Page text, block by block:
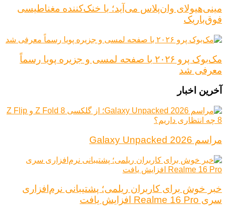
مینی‌هیولای وان‌پلاس می‌آید؛ با خنک‌کننده مغناطیسی
فوق‌باریک
مک‌بوک پرو ۲۰۲۶ با صفحه لمسی و جزیره پویا رسماً
معرفی شد
آخرین اخبار
مراسم Galaxy Unpacked 2026
خبر خوش برای کاربران ریلمی؛ پشتیبانی نرم‌افزاری
سری Realme 16 Pro افزایش یافت